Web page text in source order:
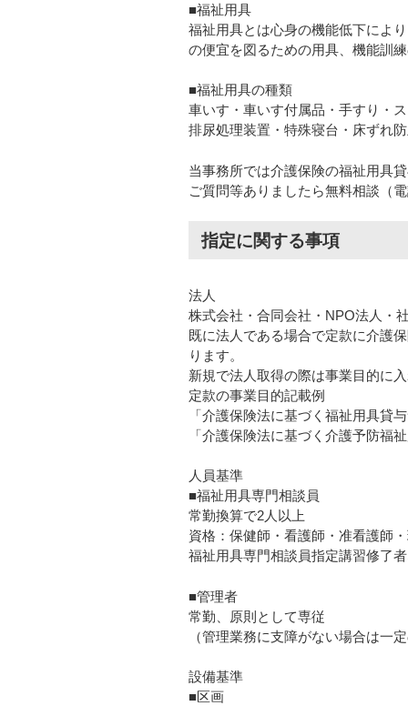
■福祉用具
福祉用具とは心身の機能低下によ
の便宜を図るための用具、機能訓
■福祉用具の種類
車いす・車いす付属品・手すり・
排尿処理装置・特殊寝台・床ずれ
当事務所では介護保険の福祉用具
ご質問等ありましたら無料相談（
指定に関する事項
法人
株式会社・合同会社・NPO法人・
既に法人である場合で定款に介護
ります。
新規で法人取得の際は事業目的に
定款の事業目的記載例
「介護保険法に基づく福祉用具貸
「介護保険法に基づく介護予防福
人員基準
■福祉用具専門相談員
常勤換算で2人以上
資格：保健師・看護師・准看護師
福祉用具専門相談員指定講習修了
■管理者
常勤、原則として専従
（管理業務に支障がない場合は一
設備基準
■区画